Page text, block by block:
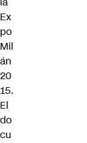
Ex
po
Mil
án
20
15.
El
do
cu